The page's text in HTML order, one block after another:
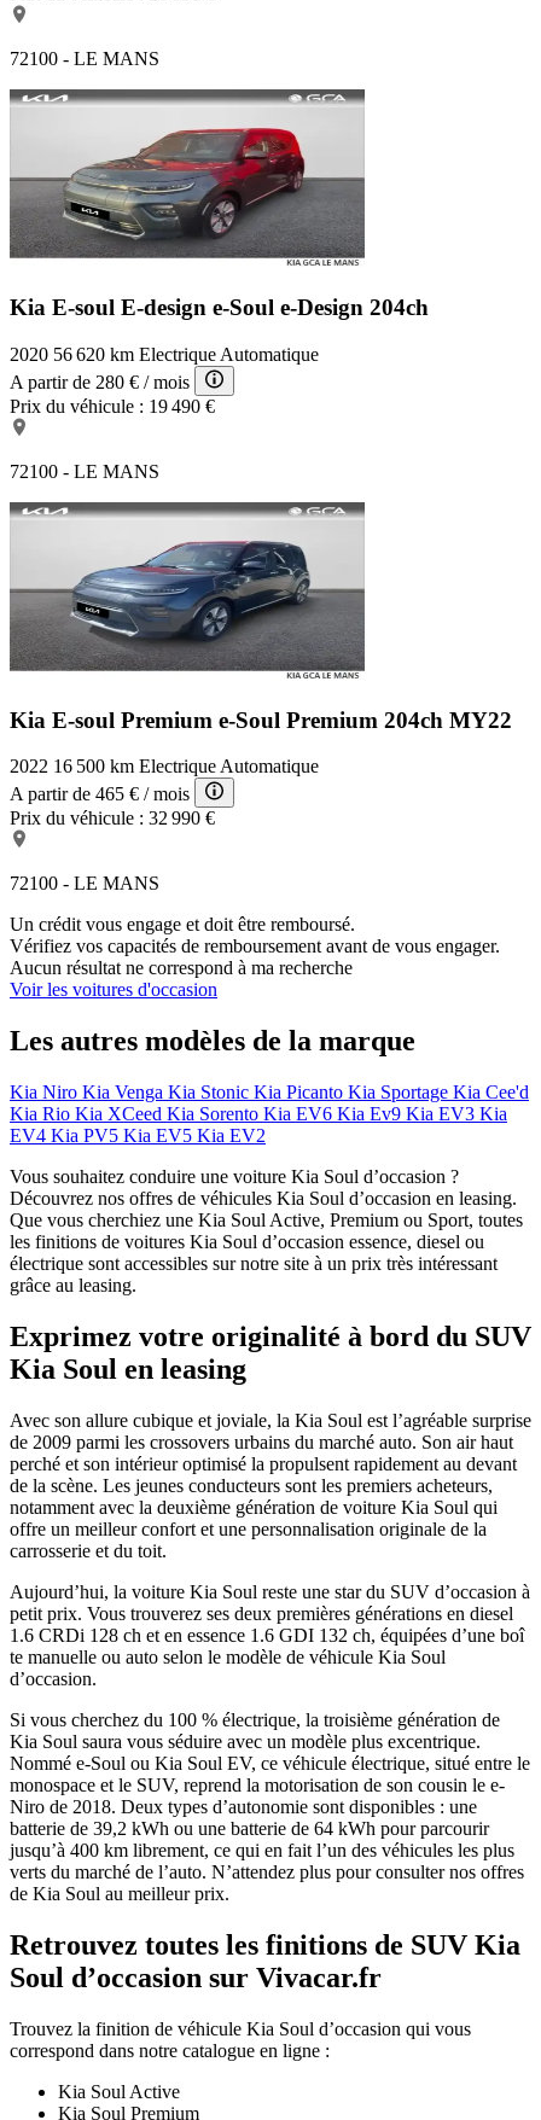
72100 - LE MANS
Kia E-soul E-design e-Soul e-Design 204ch
2020 56 620 km Electrique Automatique
A partir de 280 € / mois
Prix du véhicule : 19 490 €
72100 - LE MANS
Kia E-soul Premium e-Soul Premium 204ch MY22
2022 16 500 km Electrique Automatique
A partir de 465 € / mois
Prix du véhicule : 32 990 €
72100 - LE MANS
Un crédit vous engage et doit être remboursé.
Vérifiez vos capacités de remboursement avant de vous engager.
Aucun résultat ne correspond à ma recherche
Voir les voitures d'occasion
Les autres modèles de la marque
Kia Niro Kia Venga Kia Stonic Kia Picanto Kia Sportage Kia Cee'd
Kia Rio Kia XCeed Kia Sorento Kia EV6 Kia Ev9 Kia EV3 Kia
EV4 Kia PV5 Kia EV5 Kia EV2
Vous souhaitez conduire une voiture Kia Soul d’occasion ?
Découvrez nos offres de véhicules Kia Soul d’occasion en leasing.
Que vous cherchiez une Kia Soul Active, Premium ou Sport, toutes
les finitions de voitures Kia Soul d’occasion essence, diesel ou
électrique sont accessibles sur notre site à un prix très intéressant
grâce au leasing.
Exprimez votre originalité à bord du SUV
Kia Soul en leasing
Avec son allure cubique et joviale, la Kia Soul est l’agréable surprise
de 2009 parmi les crossovers urbains du marché auto. Son air haut
perché et son intérieur optimisé la propulsent rapidement au devant
de la scène. Les jeunes conducteurs sont les premiers acheteurs,
notamment avec la deuxième génération de voiture Kia Soul qui
offre un meilleur confort et une personnalisation originale de la
carrosserie et du toit.
Aujourd’hui, la voiture Kia Soul reste une star du SUV d’occasion à
petit prix. Vous trouverez ses deux premières générations en diesel
1.6 CRDi 128 ch et en essence 1.6 GDI 132 ch, équipées d’une boî​
te manuelle ou auto selon le modèle de véhicule Kia Soul
d’occasion.
Si vous cherchez du 100 % électrique, la troisième génération de
Kia Soul saura vous séduire avec un modèle plus excentrique.
Nommé e-Soul ou Kia Soul EV, ce véhicule électrique, situé entre le
monospace et le SUV, reprend la motorisation de son cousin le e-
Niro de 2018. Deux types d’autonomie sont disponibles : une
batterie de 39,2 kWh ou une batterie de 64 kWh pour parcourir
jusqu’à 400 km librement, ce qui en fait l’un des véhicules les plus
verts du marché de l’auto. N’attendez plus pour consulter nos offres
de Kia Soul au meilleur prix.
Retrouvez toutes les finitions de SUV Kia
Soul d’occasion sur Vivacar.fr
Trouvez la finition de véhicule Kia Soul d’occasion qui vous
correspond dans notre catalogue en ligne :
Kia Soul Active
Kia Soul Premium